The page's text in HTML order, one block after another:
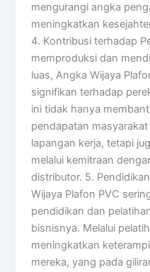
mengurangi angka
meningkatkan
4. Kontribusi terhadap
memproduksi dan
luas, Angka Wijaya
signifikan terhadap
ini tidak hanya
pendapatan
lapangan kerja, tetapi
melalui kemitraan
distributor. 5.
Wijaya Plafon PVC
pendidikan dan
bisnisnya. Melalui
meningkatkan
mereka, yang pada